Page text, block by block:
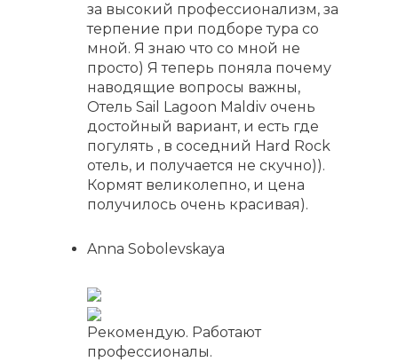
за высокий профессионализм, за
терпение при подборе тура со
мной. Я знаю что со мной не
просто) Я теперь поняла почему
наводящие вопросы важны,
Отель Sail Lagoon Maldiv очень
достойный вариант, и есть где
погулять , в соседний Hard Rock
отель, и получается не скучно)).
Кормят великолепно, и цена
получилось очень красивая).
Anna Sobolevskaya
Рекомендую. Работают
профессионалы.